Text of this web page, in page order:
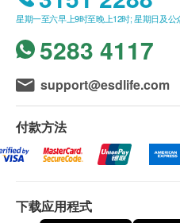
天跟进检查报告， 工
众假期。 轮侯报告讲解
别化验项目所需时间或
讲解报告)
A. 本地/海外客户
(1) 亲身领取：亲身前往
(2) 电话讲解报告 (自取
(1) 亲身领取：亲身前往
星期一至六早上9时至晚上12时; 星期日及公
5283 4117
support@esdlife.com
付款方法
下载应用程式